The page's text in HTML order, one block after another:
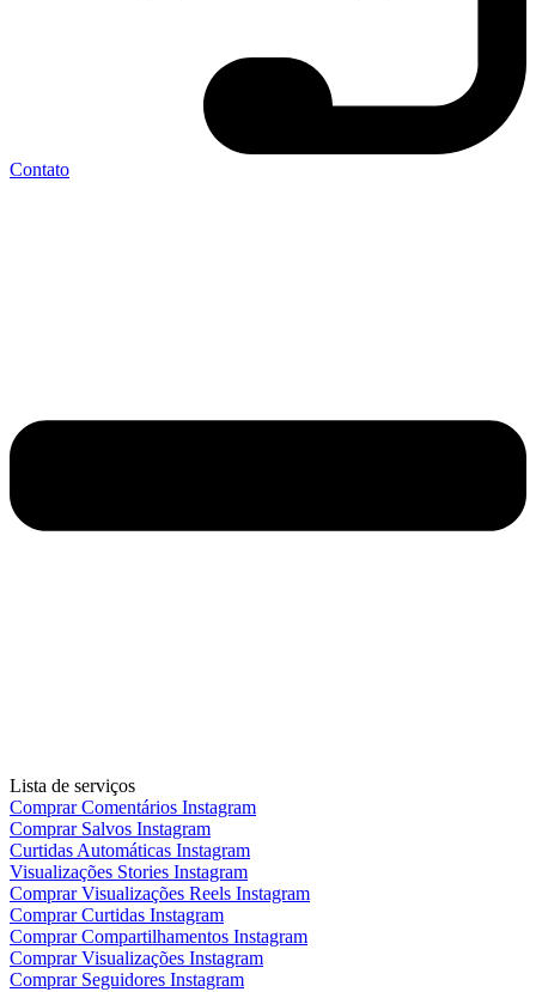
Contato
Lista de serviços
Comprar Comentários Instagram
Comprar Salvos Instagram
Curtidas Automáticas Instagram
Visualizações Stories Instagram
Comprar Visualizações Reels Instagram
Comprar Curtidas Instagram
Comprar Compartilhamentos Instagram
Comprar Visualizações Instagram
Comprar Seguidores Instagram